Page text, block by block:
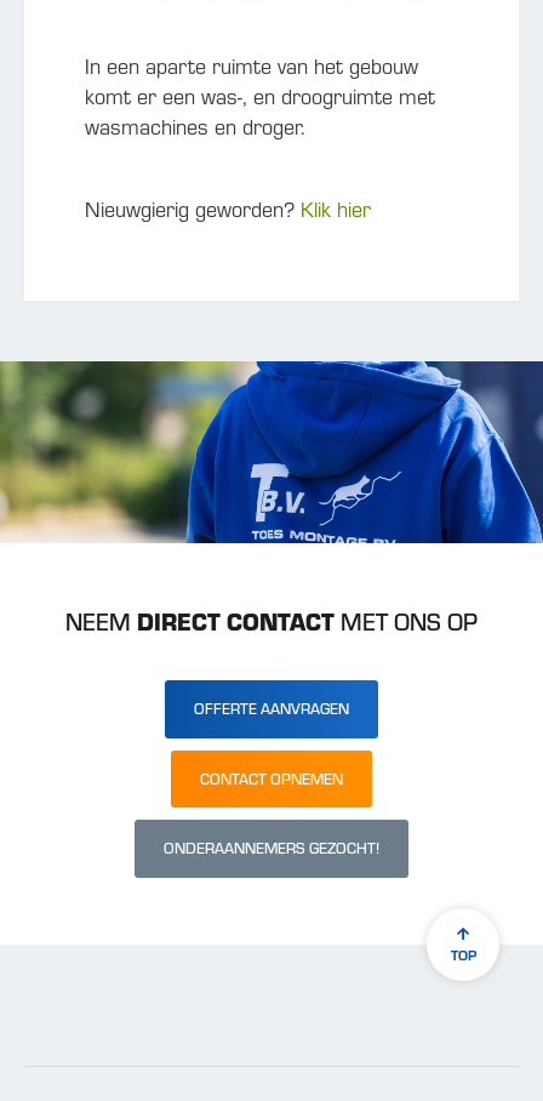
In een aparte ruimte van het gebouw
komt er een was-, en droogruimte met
wasmachines en droger.
Nieuwgierig geworden? Klik hier
NEEM DIRECT CONTACT MET ONS OP
OFFERTE AANVRAGEN
CONTACT OPNEMEN
ONDERAANNEMERS GEZOCHT!
TOP